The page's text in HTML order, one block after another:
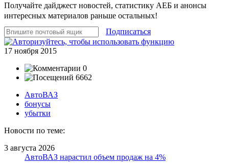
Получайте дайджест новостей, статистику АЕБ и анонсы
интересных материалов раньше остальных!
Подписаться
17 ноября 2015
0
6662
АвтоВАЗ
бонусы
убытки
Новости по теме:
3 августа 2026
АвтоВАЗ нарастил объем продаж на 4%